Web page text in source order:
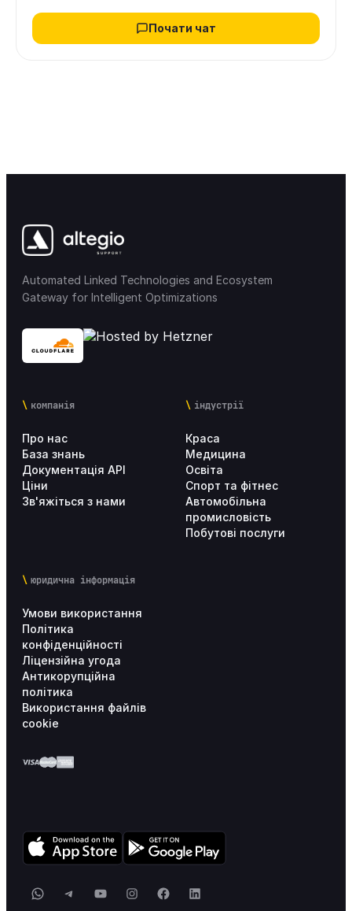
Почати чат
Automated Linked Technologies and Ecosystem
Gateway for Intelligent Optimizations
компанія
Про нас
База знань
Документація API
Ціни
Зв'яжіться з нами
індустрії
Краса
Медицина
Освіта
Спорт та фітнес
Автомобільна
промисловість
Побутові послуги
юридична інформація
Умови використання
Політика
конфіденційності
Ліцензійна угода
Антикорупційна
політика
Використання файлів
cookie
WhatsApp
TelegramYouTubeInstagram
FacebookLinkedIn